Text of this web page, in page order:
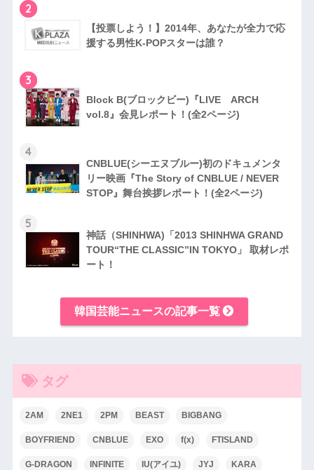
2
【投票しよう！】2014年、あなたが全力で応
援する男性K-POPスターは誰？
3
Block B(ブロックビー)『LIVE ARCH
vol.8』会見レポート！(全2ページ)
4
CNBLUE(シーエヌブルー)初のドキュメンタ
リー映画『The Story of CNBLUE / NEVER
STOP』舞台挨拶レポート！(全2ページ)
5
神話（SHINHWA)「2013 SHINHWA GRAND
TOUR“THE CLASSIC”IN TOKYO」 取材レポ
ート！
韓国芸能ニュースの記事一覧
タグ
2AM 2NE1 2PM BEAST BIGBANG
BOYFRIEND CNBLUE EXO f(x) FTISLAND
G-DRAGON INFINITE IU(アイユ) JYJ KARA